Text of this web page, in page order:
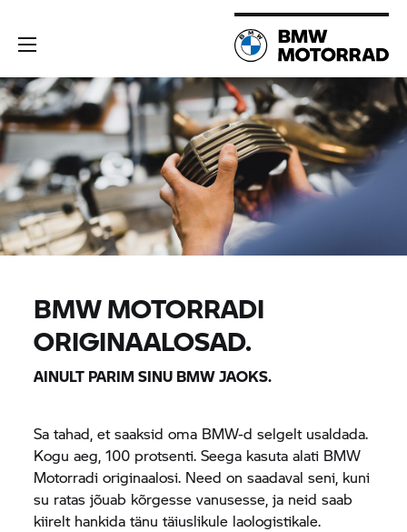
BMW MOTORRADI
ORIGINAALOSAD.
AINULT PARIM SINU BMW JAOKS.
Sa tahad, et saaksid oma BMW-d selgelt usaldada.
Kogu aeg, 100 protsenti. Seega kasuta alati BMW
Motorradi originaalosi. Need on saadaval seni, kuni
su ratas jõuab kõrgesse vanusesse, ja neid saab
kiirelt hankida tänu täiuslikule laologistikale.